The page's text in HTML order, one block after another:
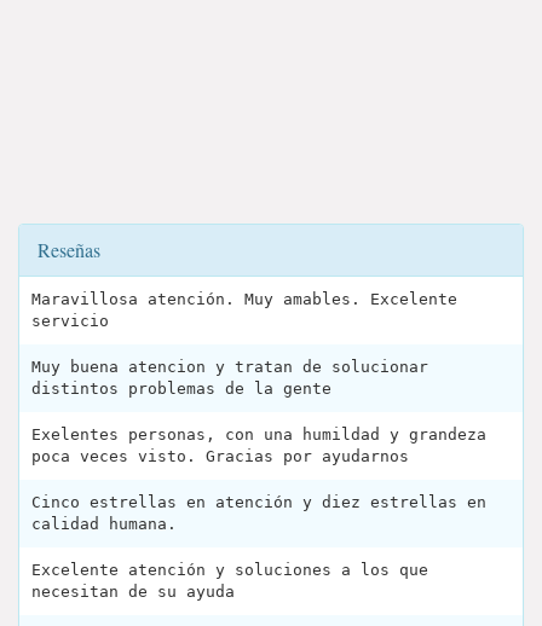
Reseñas
Maravillosa atención. Muy amables. Excelente
servicio
Muy buena atencion y tratan de solucionar
distintos problemas de la gente
Exelentes personas, con una humildad y grandeza
poca veces visto. Gracias por ayudarnos
Cinco estrellas en atención y diez estrellas en
calidad humana.
Excelente atención y soluciones a los que
necesitan de su ayuda